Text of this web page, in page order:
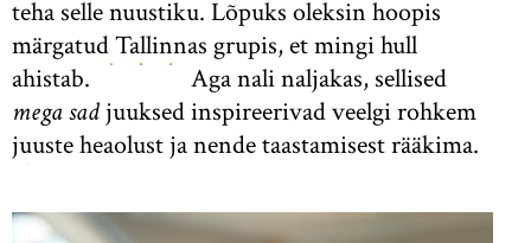
teha selle nuustiku. Lõpuks oleksin hoopis
märgatud Tallinnas grupis, et mingi hull
ahistab.
Aga nali naljakas, sellised
mega sad juuksed inspireerivad veelgi rohkem
juuste heaolust ja nende taastamisest rääkima.